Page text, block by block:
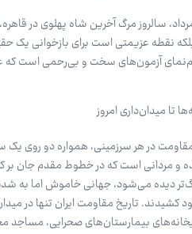
سالروز مرگ آخرین شاه پهلوی در
نقطه عزیمتی است برای بازخوانی یک
آزمون‌های سخت و بی‌رحمی است که
تا میدان‌داری امروز
مقاومت در هر سرزمینی، همواره دو روی
و مردانی است که در خطوط مقدم جان بر
دیده می‌شود، جهانی خاموش اما به
کشیدند. تاریخ مقاومت ایران تنها در
بیمارستان‌های صحرایی،